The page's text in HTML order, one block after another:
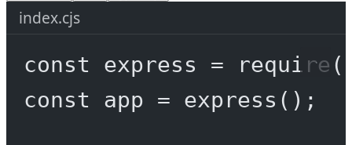
index.cjs
const express = require (
const
app = express ();